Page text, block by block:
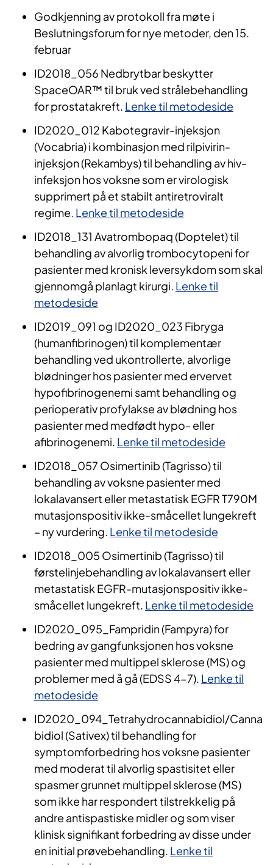
Godkjenning av protokoll fra møte i
Beslutningsforum for nye metoder, den 15.
februar
ID2018_056 Nedbrytbar beskytter
SpaceOAR™ til bruk ved strålebehandling
for prostatakreft. Lenke til metodeside
ID2020_012 Kabotegravir-injeksjon
(Vocabria) i kombinasjon med rilpivirin-
injeksjon (Rekambys) til behandling av hiv-
infeksjon hos voksne som er virologisk
supprimert på et stabilt antiretroviralt
regime. Lenke til metodeside
ID2018_131 Avatrombopaq (Doptelet) til
behandling av alvorlig trombocytopeni for
pasienter med kronisk leversykdom som skal
gjennomgå planlagt kirurgi. Lenke til
metodeside
ID2019_091 og ID2020_023 Fibryga
(humanfibrinogen) til komplementær
behandling ved ukontrollerte, alvorlige
blødninger hos pasienter med ervervet
hypofibrinogenemi samt behandling og
perioperativ profylakse av blødning hos
pasienter med medfødt hypo- eller
afibrinogenemi. Lenke til metodeside
ID2018_057 Osimertinib (Tagrisso) til
behandling av voksne pasienter med
lokalavansert eller metastatisk EGFR T790M
mutasjonspositiv ikke-småcellet lungekreft
– ny vurdering. Lenke til metodeside
ID2018_005 Osimertinib (Tagrisso) til
førstelinjebehandling av lokalavansert eller
metastatisk EGFR-mutasjonspositiv ikke-
småcellet lungekreft. Lenke til metodeside
ID2020_095_Fampridin (Fampyra) for
bedring av gangfunksjonen hos voksne
pasienter med multippel sklerose (MS) og
problemer med å gå (EDSS 4-7). Lenke til
metodeside
ID2020_094_Tetrahydrocannabidiol/Canna
bidiol (Sativex) til behandling for
symptomforbedring hos voksne pasienter
med moderat til alvorlig spastisitet eller
spasmer grunnet multippel sklerose (MS)
som ikke har respondert tilstrekkelig på
andre antispastiske midler og som viser
klinisk signifikant forbedring av disse under
en initial prøvebehandling. Lenke til